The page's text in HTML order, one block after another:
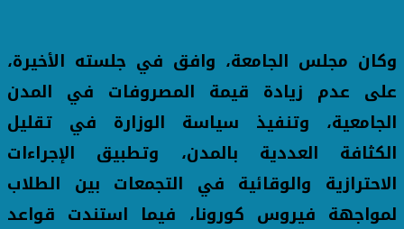
وكان مجلس الجامعة، وافق في جلسته الأخيرة،
على عدم زيادة قيمة المصروفات في المدن
الجامعية، وتنفيذ سياسة الوزارة في تقليل
الكثافة العددية بالمدن، وتطبيق الإجراءات
الاحترازية والوقائية في التجمعات بين الطلاب
لمواجهة فيروس كورونا، فيما استندت قواعد